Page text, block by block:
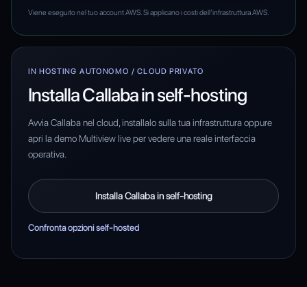
Viene eseguito nel tuo account AWS. Si applicano i costi dell’infrastruttura AWS.
IN HOSTING AUTONOMO / CLOUD PRIVATO
Installa Callaba in self-hosting
Avvia Callaba nel cloud, installalo sulla tua infrastruttura oppure
apri la demo Multiview live per vedere una reale interfaccia
operativa.
Installa Callaba in self-hosting
Confronta opzioni self-hosted